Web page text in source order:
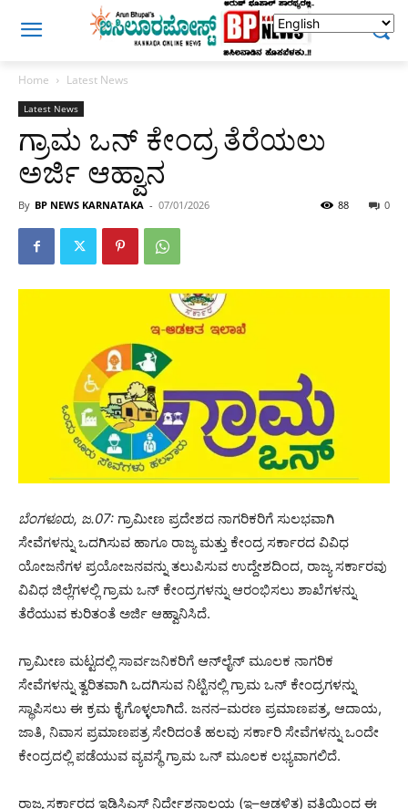
Home Latest News
Latest News
ಗ್ರಾಮ ಒನ್ ಕೇಂದ್ರ ತೆರೆಯಲು
ಅರ್ಜಿ ಆಹ್ವಾನ
By BP NEWS KARNATAKA - 07/01/2026 0
88
ಬೆಂಗಳೂರು, ಜ.07: ಗ್ರಾಮೀಣ ಪ್ರದೇಶದ ನಾಗರಿಕರಿಗೆ ಸುಲಭವಾಗಿ
ಸೇವೆಗಳನ್ನು ಒದಗಿಸುವ ಹಾಗೂ ರಾಜ್ಯ ಮತ್ತು ಕೇಂದ್ರ ಸರ್ಕಾರದ ವಿವಿಧ
ಯೋಜನೆಗಳ ಪ್ರಯೋಜನವನ್ನು ತಲುಪಿಸುವ ಉದ್ದೇಶದಿಂದ, ರಾಜ್ಯ ಸರ್ಕಾರವು
ವಿವಿಧ ಜಿಲ್ಲೆಗಳಲ್ಲಿ ಗ್ರಾಮ ಒನ್ ಕೇಂದ್ರಗಳನ್ನು ಆರಂಭಿಸಲು ಶಾಖೆಗಳನ್ನು
ತೆರೆಯುವ ಕುರಿತಂತೆ ಅರ್ಜಿ ಆಹ್ವಾನಿಸಿದೆ.
ಗ್ರಾಮೀಣ ಮಟ್ಟದಲ್ಲಿ ಸಾರ್ವಜನಿಕರಿಗೆ ಆನ್‌ಲೈನ್ ಮೂಲಕ ನಾಗರಿಕ
ಸೇವೆಗಳನ್ನು ತ್ವರಿತವಾಗಿ ಒದಗಿಸುವ ನಿಟ್ಟಿನಲ್ಲಿ ಗ್ರಾಮ ಒನ್ ಕೇಂದ್ರಗಳನ್ನು
ಸ್ಥಾಪಿಸಲು ಈ ಕ್ರಮ ಕೈಗೊಳ್ಳಲಾಗಿದೆ. ಜನನ–ಮರಣ ಪ್ರಮಾಣಪತ್ರ, ಆದಾಯ,
ಜಾತಿ, ನಿವಾಸ ಪ್ರಮಾಣಪತ್ರ ಸೇರಿದಂತೆ ಹಲವು ಸರ್ಕಾರಿ ಸೇವೆಗಳನ್ನು ಒಂದೇ
ಕೇಂದ್ರದಲ್ಲಿ ಪಡೆಯುವ ವ್ಯವಸ್ಥೆ ಗ್ರಾಮ ಒನ್ ಮೂಲಕ ಲಭ್ಯವಾಗಲಿದೆ.
ರಾಜ್ಯ ಸರ್ಕಾರದ ಇಡಿಸಿಎಸ್ ನಿರ್ದೇಶನಾಲಯ (ಇ–ಆಡಳಿತ) ವತಿಯಿಂದ ಈ